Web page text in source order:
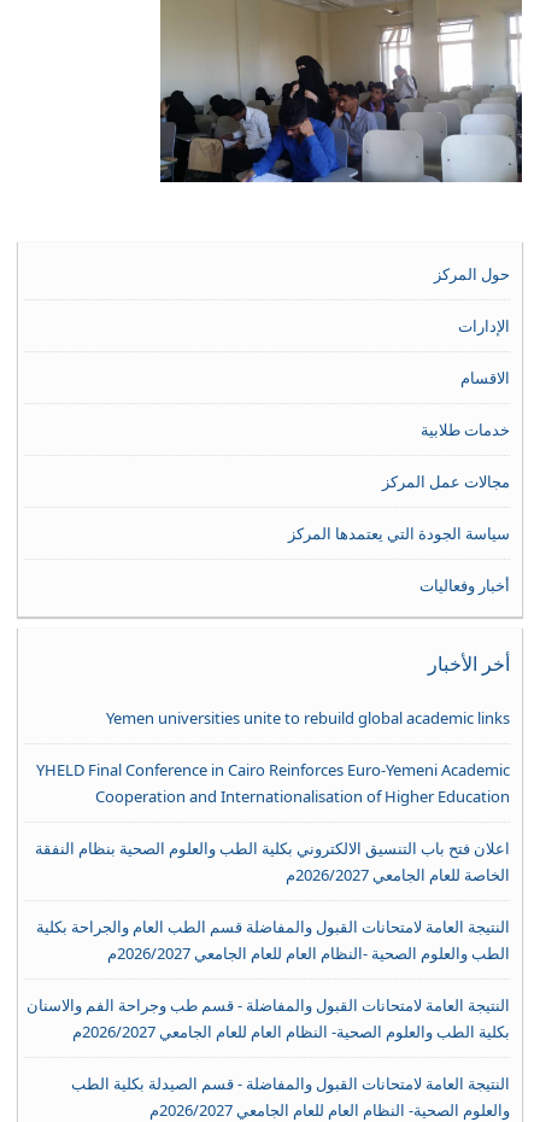
حول المركز
الإدارات
الاقسام
خدمات طلابية
مجالات عمل المركز
سياسة الجودة التي يعتمدها المركز
أخبار وفعاليات
أخر الأخبار
Yemen universities unite to rebuild global academic links
YHELD Final Conference in Cairo Reinforces Euro-Yemeni Academic
Cooperation and Internationalisation of Higher Education
اعلان فتح باب التنسيق الالكتروني بكلية الطب والعلوم الصحية بنظام النفقة
الخاصة للعام الجامعي 2026/2027م
النتيجة العامة لامتحانات القبول والمفاضلة قسم الطب العام والجراحة بكلية
الطب والعلوم الصحية -النظام العام للعام الجامعي 2026/2027م
النتيجة العامة لامتحانات القبول والمفاضلة - قسم طب وجراحة الفم والاسنان
بكلية الطب والعلوم الصحية- النظام العام للعام الجامعي 2026/2027م
النتيجة العامة لامتحانات القبول والمفاضلة - قسم الصيدلة بكلية الطب
والعلوم الصحية- النظام العام للعام الجامعي 2026/2027م